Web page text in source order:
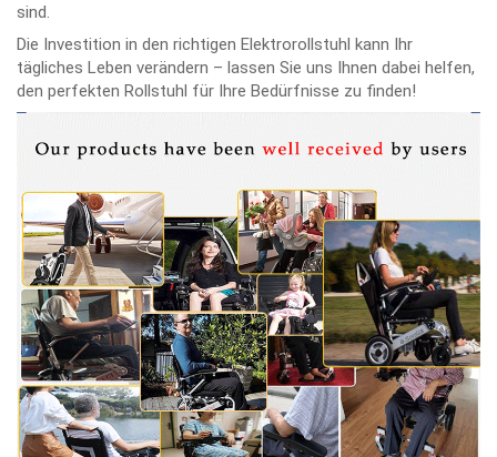
sind.
Die Investition in den richtigen Elektrorollstuhl kann Ihr
tägliches Leben verändern – lassen Sie uns Ihnen dabei helfen,
den perfekten Rollstuhl für Ihre Bedürfnisse zu finden!